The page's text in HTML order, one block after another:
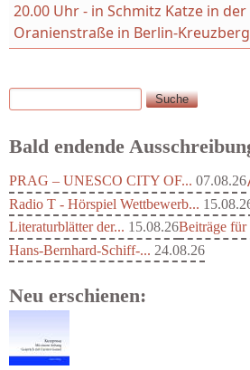
20.00 Uhr - in Schmitz Katze in der
Oranienstraße in Berlin-Kreuzberg
Suchformular
Suche
Bald endende
PRAG – UNESCO CITY OF... 07.08.26
Radio T - Hörspiel Wettbewerb...
Literaturblätter der... 15.08.26Beiträge für
Hans-Bernhard-Schiff-... 24.08.26
Neu erschienen: